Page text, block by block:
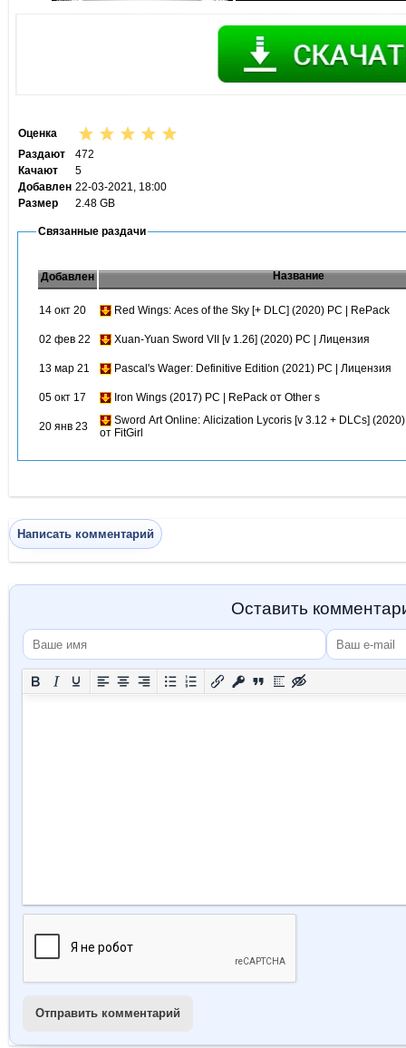
Оценка
Раздают
472
Качают
5
Добавлен 22-03-2021, 18:00
Размер
2.48 GB
Связанные раздачи
Добавлен Название
14 окт 20 Red Wings: Aces of the Sky [+ DLC] (2020) PC | RePack
02 фев 22 Xuan-Yuan Sword VII [v 1.26] (2020) PC | Лицензия
13 мар 21 Pascal's Wager: Definitive Edition (2021) PC | Лицензия
05 окт 17 Iron Wings (2017) PC | RePack от Other s
20 янв 23
Sword Art Online: Alicization Lycoris [v 3.12 + DLCs]
от FitGirl
Написать комментарий
Оставить
Отправить комментарий